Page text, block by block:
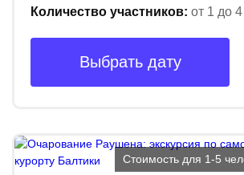
Количество участников: от 1 до
Выбрать дату
Стоимость для 1-5